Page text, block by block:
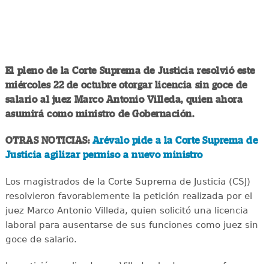
El pleno de la Corte Suprema de Justicia resolvió este
miércoles 22 de octubre otorgar licencia sin goce de
salario al juez Marco Antonio Villeda, quien ahora
asumirá como ministro de Gobernación.
OTRAS NOTICIAS:Arévalo pide a la Corte Suprema de
Justicia agilizar permiso a nuevo ministro
Los magistrados de la Corte Suprema de Justicia (CSJ)
resolvieron favorablemente la petición realizada por el
juez Marco Antonio Villeda, quien solicitó una licencia
laboral para ausentarse de sus funciones como juez sin
goce de salario.